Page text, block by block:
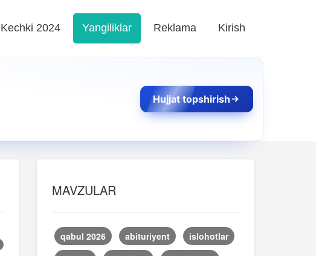
Kechki 2024 Yangiliklar Reklama Kirish
Hujjat topshirish
MAVZULAR
qabul 2026 abituriyent
islohotlar